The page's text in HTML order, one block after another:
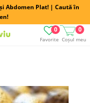
Abdomen Plat! | Caută în
Favorite
0
Coșul meu
0